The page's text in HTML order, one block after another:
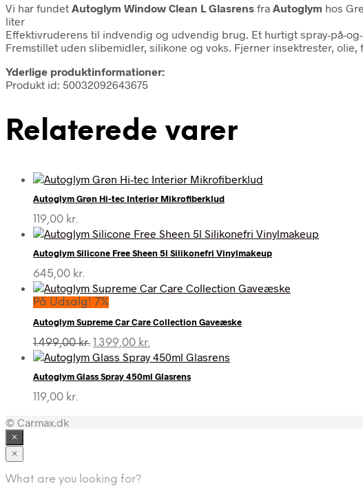
Vi har fundet Autoglym Window Clean L Glasrens fra Autoglym hos
liter
Effektivruderens til indvendig og udvendig brug. Et hurtigt spray-på-
Fremstillet uden slibemidler, silikone og voks. Fjerner insektrester, olie,
Yderlige produktinformationer:
Produkt id: 50032092643675
Relaterede varer
Autoglym Grøn Hi-tec Interiør Mikrofiberklud
119,00 kr.
Autoglym Silicone Free Sheen 5l Silikonefri Vinylmakeup
645,00 kr.
På Udsalg! 7%
Autoglym Supreme Car Care Collection Gaveæske
1.499,00kr. Den
oprindelige
var:
1.399,00 kr.
aktuelle
er:
Autoglym Glass Spray 450ml Glasrens
119,00 kr.
© Carmax.dk
×
×
What are you looking for?